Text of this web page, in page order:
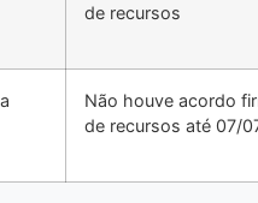
de recursos
Não houve acordo
de recursos até 07/